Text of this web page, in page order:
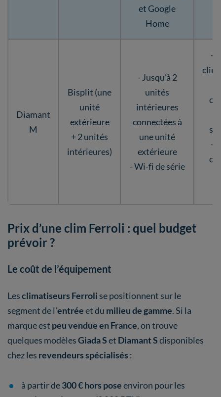
et Google
Home
Diamant
M
Bisplit (une
unité
extérieure
+ 2 unités
intérieures)
- Jusqu'à 2
unités
intérieures
connectées à
une unité
extérieure
- Wi-fi de série
-
-
Prix d’une clim Ferroli : quel budget
prévoir ?
Le coût de l’équipement
Lesclimatiseurs Ferroli se positionnent sur le
segment de l'entréeet du milieu de gamme. Si la
marque est peu vendue en France, on trouve
quelques modèlesGiada Set Diamant Sdisponibles
chez les revendeurs spécialisés :
à partir de300 € hors poseenviron pour les